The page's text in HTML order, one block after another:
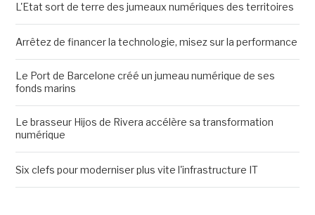
L'Etat sort de terre des jumeaux numériques des territoires
Arrêtez de financer la technologie, misez sur la performance
Le Port de Barcelone créé un jumeau numérique de ses
fonds marins
Le brasseur Hijos de Rivera accélère sa transformation
numérique
Six clefs pour moderniser plus vite l'infrastructure IT